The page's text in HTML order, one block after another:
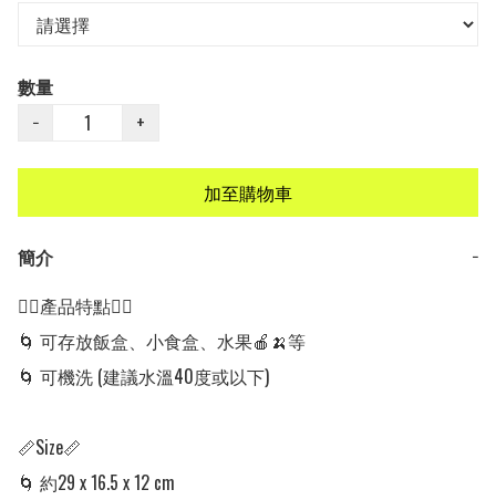
數量
−
+
加至購物車
簡介
−
👍🏻產品特點👍🏻
🌀 可存放飯盒、小食盒、水果🍎🍌等
🌀 可機洗 (建議水溫40度或以下)
📏Size📏
🌀 約29 x 16.5 x 12 cm